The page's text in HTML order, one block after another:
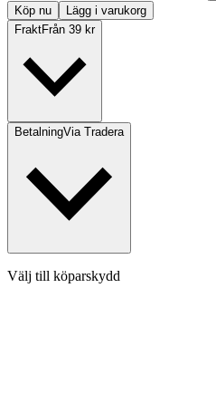
Köp nu
Lägg i varukorg
FraktFrån 39 kr
BetalningVia Tradera
Välj till köparskydd